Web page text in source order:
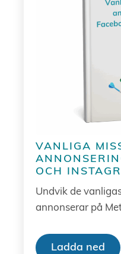
VANLIGA
OCH
Undvik de
annonserar på
Ladda ned